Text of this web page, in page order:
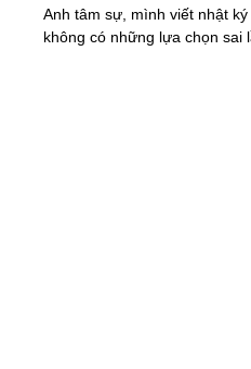
Anh tâm sự, mình viết nhật
không có những lựa chọn sai